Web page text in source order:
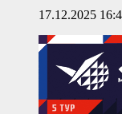
17.12.2025